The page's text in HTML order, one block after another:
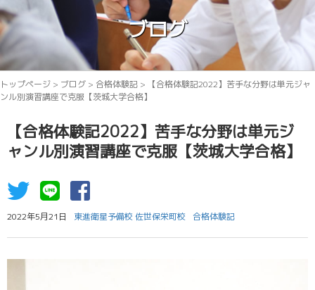
ブログ
トップページ > ブログ > 合格体験記 >
【合格体験記2022】苦手な分野は単元ジャ
ンル別演習講座で克服【茨城大学合格】
【合格体験記2022】苦手な分野は単元ジ
ャンル別演習講座で克服【茨城大学合格】
2022年5月21日 東進衛星予備校 佐世保栄町校 合格体験記